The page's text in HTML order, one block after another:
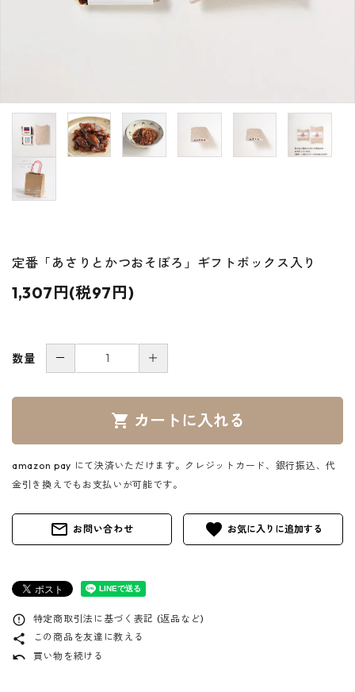
定番「あさりとかつおそぼろ」ギフトボックス入り
1,307円(税97円)
数量 － ＋
shopping_cart カートに入れる
amazon pay にて決済いただけます。クレジットカード、銀行振込、代
金引き換えでもお支払いが可能です。
mail_outline お問い合わせ favorite
error_outline 特定商取引法に基づく表記 (返品など)
share この商品を友達に教える
undo 買い物を続ける